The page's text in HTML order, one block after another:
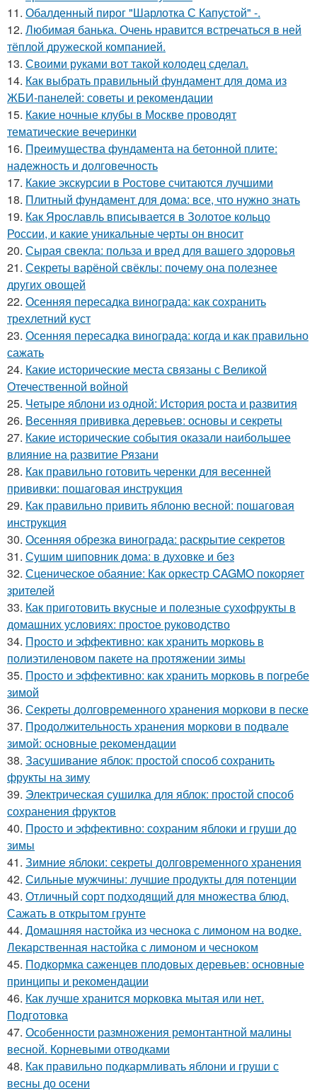
11. Обалденный пирог "Шарлотка С Капустой" -.
12. Любимая банька. Очень нравится встречаться в ней
тёплой дружеской компанией.
13. Своими руками вот такой колодец сделал.
14. Как выбрать правильный фундамент для дома из
ЖБИ-панелей: советы и рекомендации
15. Какие ночные клубы в Москве проводят
тематические вечеринки
16. Преимущества фундамента на бетонной плите:
надежность и долговечность
17. Какие экскурсии в Ростове считаются лучшими
18. Плитный фундамент для дома: все, что нужно знать
19. Как Ярославль вписывается в Золотое кольцо
России, и какие уникальные черты он вносит
20. Сырая свекла: польза и вред для вашего здоровья
21. Секреты варёной свёклы: почему она полезнее
других овощей
22. Осенняя пересадка винограда: как сохранить
трехлетний куст
23. Осенняя пересадка винограда: когда и как правильно
сажать
24. Какие исторические места связаны с Великой
Отечественной войной
25. Четыре яблони из одной: История роста и развития
26. Весенняя прививка деревьев: основы и секреты
27. Какие исторические события оказали наибольшее
влияние на развитие Рязани
28. Как правильно готовить черенки для весенней
прививки: пошаговая инструкция
29. Как правильно привить яблоню весной: пошаговая
инструкция
30. Осенняя обрезка винограда: раскрытие секретов
31. Сушим шиповник дома: в духовке и без
32. Сценическое обаяние: Как оркестр CAGMO покоряет
зрителей
33. Как приготовить вкусные и полезные сухофрукты в
домашних условиях: простое руководство
34. Просто и эффективно: как хранить морковь в
полиэтиленовом пакете на протяжении зимы
35. Просто и эффективно: как хранить морковь в погребе
зимой
36. Секреты долговременного хранения моркови в песке
37. Продолжительность хранения моркови в подвале
зимой: основные рекомендации
38. Засушивание яблок: простой способ сохранить
фрукты на зиму
39. Электрическая сушилка для яблок: простой способ
сохранения фруктов
40. Просто и эффективно: сохраним яблоки и груши до
зимы
41. Зимние яблоки: секреты долговременного хранения
42. Сильные мужчины: лучшие продукты для потенции
43. Отличный сорт подходящий для множества блюд.
Сажать в открытом грунте
44. Домашняя настойка из чеснока с лимоном на водке.
Лекарственная настойка с лимоном и чесноком
45. Подкормка саженцев плодовых деревьев: основные
принципы и рекомендации
46. Как лучше хранится морковка мытая или нет.
Подготовка
47. Особенности размножения ремонтантной малины
весной. Корневыми отводками
48. Как правильно подкармливать яблони и груши с
весны до осени